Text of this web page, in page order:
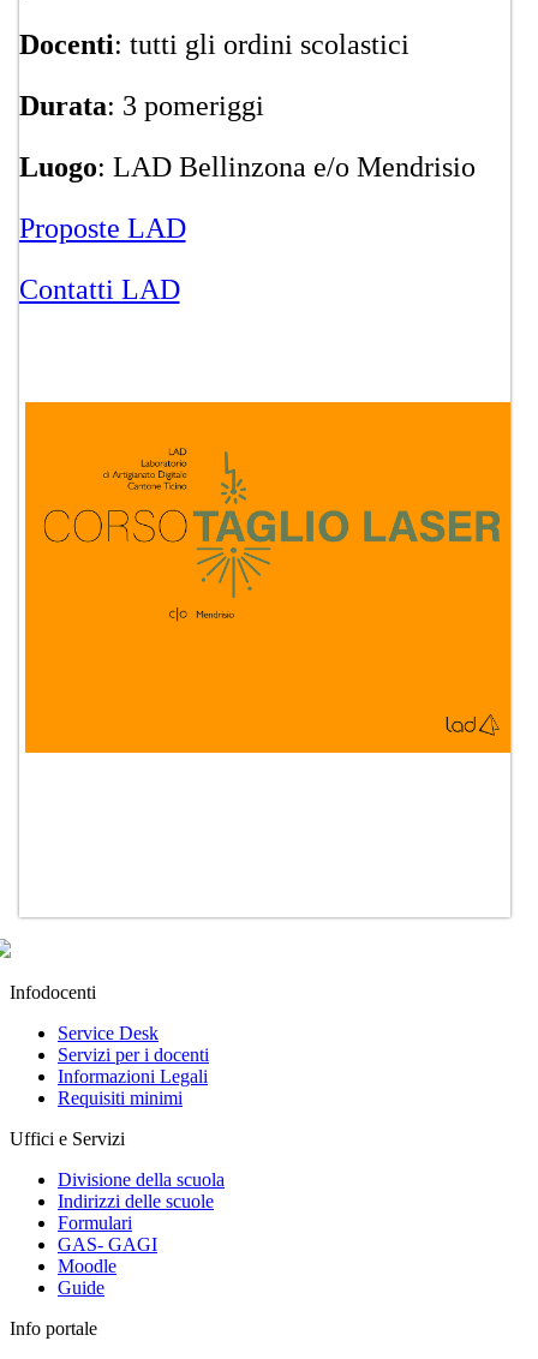
Docenti: tutti gli ordini scolastici
Durata: 3 pomeriggi
Luogo: LAD Bellinzona e/o Mendrisio
Proposte LAD
Contatti LAD
Infodocenti
Service Desk
Servizi per i docenti
Informazioni Legali
Requisiti minimi
Uffici e Servizi
Divisione della scuola
Indirizzi delle scuole
Formulari
GAS- GAGI
Moodle
Guide
Info portale